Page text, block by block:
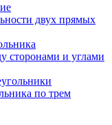
двух прямых
сторонами и углами
по трем